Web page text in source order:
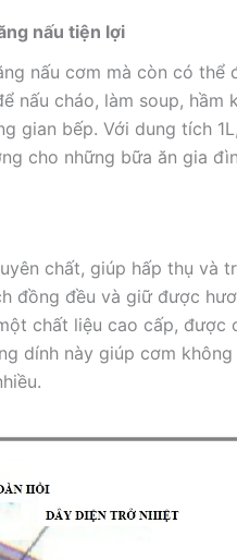
nấu tiện lợi
nấu cơm mà còn có thể
nấu cháo, làm soup, hầm
gian bếp. Với dung tích
cho những bữa ăn gia
chất, giúp hấp thụ và
đồng đều và giữ được
chất liệu cao cấp, được
dính này giúp cơm